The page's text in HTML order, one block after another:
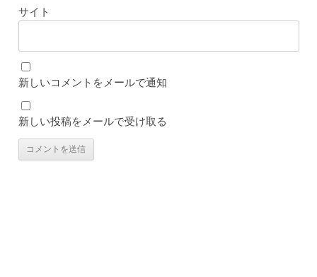
サイト
新しいコメントをメールで通知
新しい投稿をメールで受け取る